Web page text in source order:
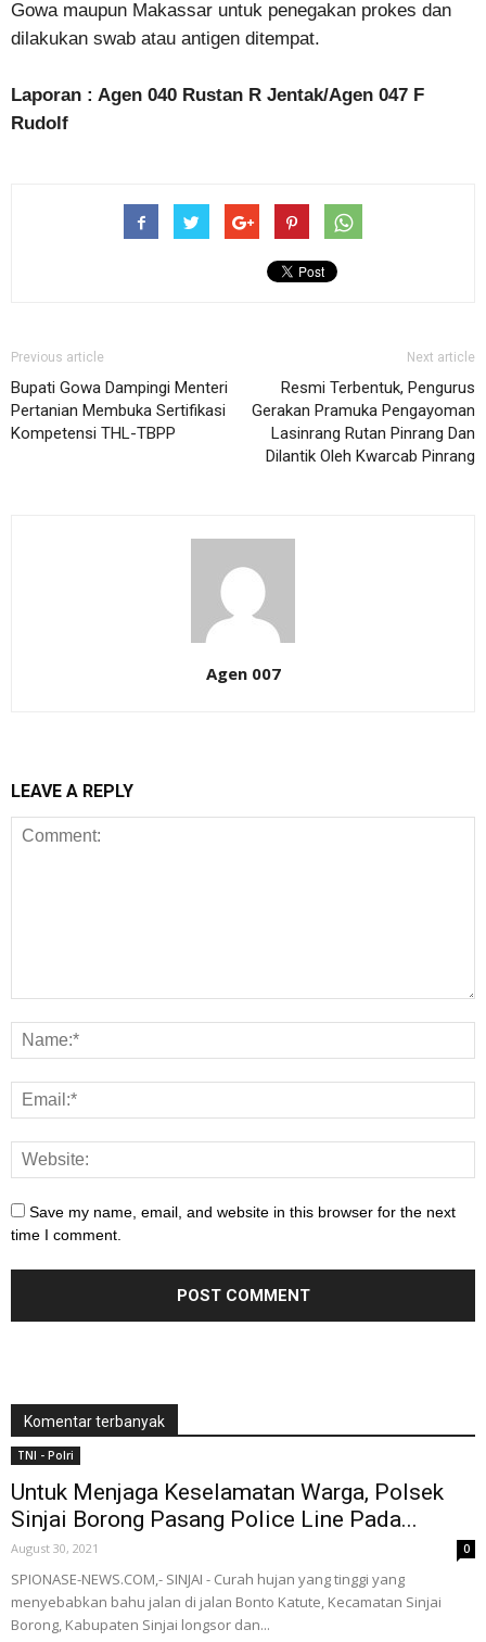
Gowa maupun Makassar untuk penegakan prokes dan
dilakukan swab atau antigen ditempat.
Laporan : Agen 040 Rustan R Jentak/Agen 047 F
Rudolf
Previous article
Bupati Gowa Dampingi Menteri
Pertanian Membuka Sertifikasi
Kompetensi THL-TBPP
Next article
Resmi Terbentuk, Pengurus
Gerakan Pramuka Pengayoman
Lasinrang Rutan Pinrang Dan
Dilantik Oleh Kwarcab Pinrang
Agen 007
LEAVE A REPLY
Save my name, email, and website in this browser for the next
time I comment.
Komentar terbanyak
TNI - Polri
Untuk Menjaga Keselamatan Warga, Polsek
Sinjai Borong Pasang Police Line Pada...
August 30, 2021 0
SPIONASE-NEWS.COM,- SINJAI - Curah hujan yang tinggi yang
menyebabkan bahu jalan di jalan Bonto Katute, Kecamatan Sinjai
Borong, Kabupaten Sinjai longsor dan...